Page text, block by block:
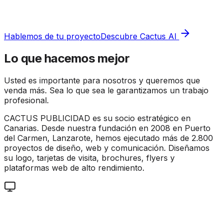
Hablemos de tu proyectoDescubre Cactus AI
Lo que hacemos mejor
Usted es importante para nosotros y queremos que
venda más. Sea lo que sea le garantizamos un trabajo
profesional.
CACTUS PUBLICIDAD es su socio estratégico en
Canarias. Desde nuestra fundación en 2008 en Puerto
del Carmen, Lanzarote, hemos ejecutado más de 2.800
proyectos de diseño, web y comunicación. Diseñamos
su logo, tarjetas de visita, brochures, flyers y
plataformas web de alto rendimiento.